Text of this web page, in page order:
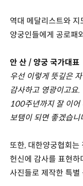
역대 메달리스트와 지
양궁인들에게 공로패
안 산 / 양궁 국가대표
우선 이렇게 뜻깊은
감사하고 영광이고요
100주년까지 잘 이어
보탬이 되면 좋겠습니
또한, 대한양궁협회는
헌신에 감사를 표현
사진들로 제작한 특